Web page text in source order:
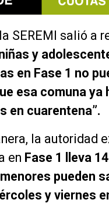
SEREMI salió a
y
en Fase 1 no
esa comuna ya
en cuarentena”.
la autoridad
en Fase 1 lleva
pueden
y viernes